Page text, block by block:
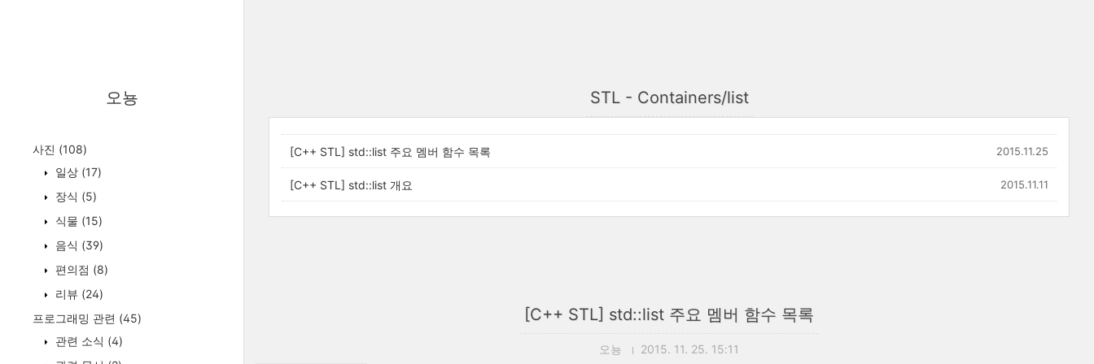
오뇽
사진 (108)
일상 (17)
장식 (5)
식물 (15)
음식 (39)
편의점 (8)
리뷰 (24)
프로그래밍 관련 (45)
관련 소식 (4)
STL - Containers/list
[C++ STL] std::list 주요 멤버 함수 목록 2015.11.25
[C++ STL] std::list 개요 2015.11.11
[C++ STL] std::list 주요 멤버 함수 목록
오뇽 2015. 11. 25. 15:11